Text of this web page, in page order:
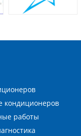
кондиционеров
работы